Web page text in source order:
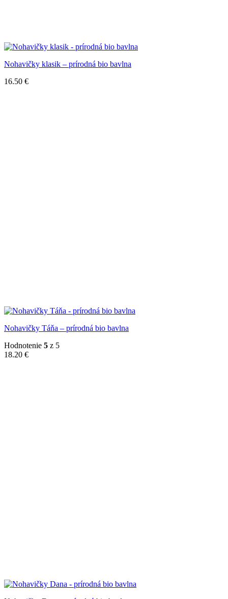
Nohavičky klasik – prírodná bio bavlna
16.50 €
Nohavičky Táňa – prírodná bio bavlna
Hodnotenie 5 z 5
18.20 €